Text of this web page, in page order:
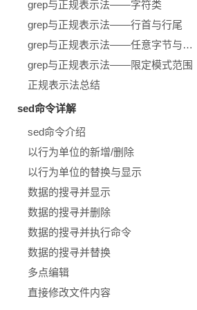
grep与正规表示法——字符类
grep与正规表示法——行首与行尾
grep与正规表示法——任意字节与重复字节
grep与正规表示法——限定模式范围
正规表示法总结
sed命令详解
sed命令介绍
以行为单位的新增/删除
以行为单位的替换与显示
数据的搜寻并显示
数据的搜寻并删除
数据的搜寻并执行命令
数据的搜寻并替换
多点编辑
直接修改文件内容